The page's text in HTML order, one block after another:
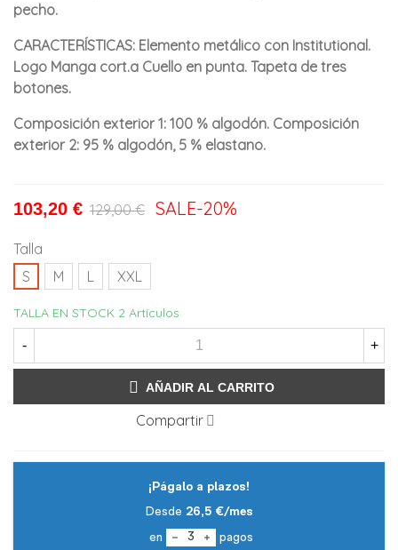
pecho.
CARACTERÍSTICAS: Elemento metálico con Institutional.
Logo Manga cort.a Cuello en punta. Tapeta de tres
botones.
Composición exterior 1: 100 % algodón. Composición
exterior 2: 95 % algodón, 5 % elastano.
103,20 € 129,00 € SALE-20%
Talla
S
M L XXL
TALLA EN STOCK 2 Artículos
- +
AÑADIR AL CARRITO
Compartir